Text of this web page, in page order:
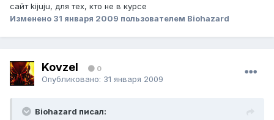
сайт kijuju, для тех, кто не в курсе
Изменено 31 января 2009 пользователем Biohazard
Kovzel 0
Опубликовано: 31 января 2009
Biohazard писал: